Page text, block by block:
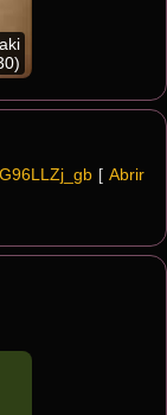
[ Abrir